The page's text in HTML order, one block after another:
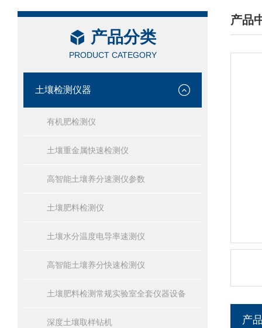
产品分类
PRODUCT CATEGORY
土壤检测仪器
有机肥检测仪
土壤重金属快速检测仪
高智能土壤养分速测仪参数
土壤肥料检测仪
土壤水分温度电导率速测仪
高智能土壤养分快速检测仪
土壤肥料检测常规实验室全套仪器设备
深度土壤取样钻机
产品
/
产